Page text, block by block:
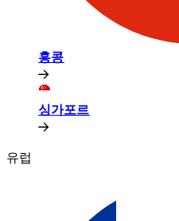
홍콩​​
싱가포르​​
유럽​​